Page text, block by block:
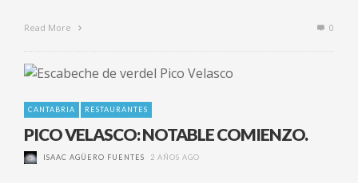
Read More 0
CANTABRIA RESTAURANTES
PICO VELASCO: NOTABLE COMIENZO.
ISAAC AGÜERO FUENTES 2 AÑOS AGO